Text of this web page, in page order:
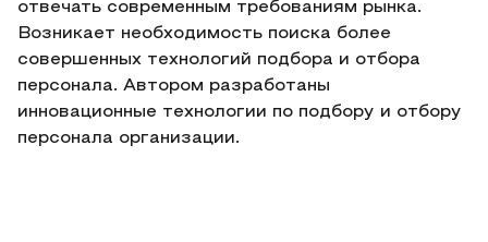
отвечать современным требованиям рынка.
Возникает необходимость поиска более
совершенных технологий подбора и отбора
персонала. Автором разработаны
инновационные технологии по подбору и отбору
персонала организации.